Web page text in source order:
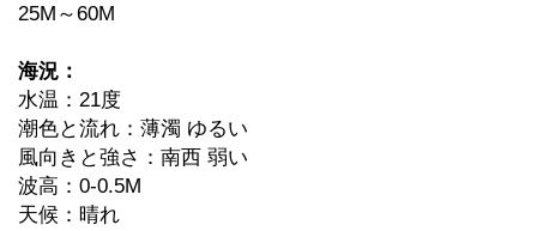
25M～60M
海況：
水温：21度
潮色と流れ：薄濁 ゆるい
風向きと強さ：南西 弱い
波高：0-0.5M
天候：晴れ